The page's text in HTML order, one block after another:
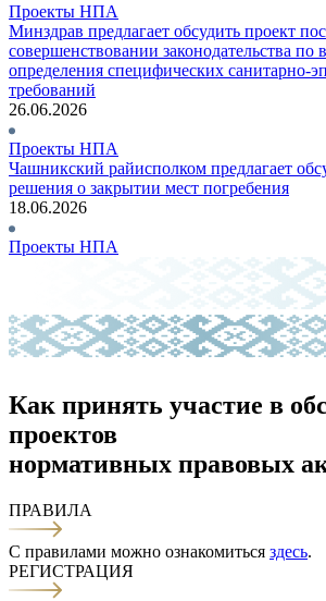
Проекты НПА
Минздрав предлагает обсудить проект
совершенствовании законодательства по
определения специфических санитарно-
требований
26.06.2026
Проекты НПА
Чашникский райисполком предлагает
решения о закрытии мест погребения
18.06.2026
Проекты НПА
Как принять участие в
проектов
нормативных правовых
ПРАВИЛА
С правилами можно ознакомиться здесь.
РЕГИСТРАЦИЯ